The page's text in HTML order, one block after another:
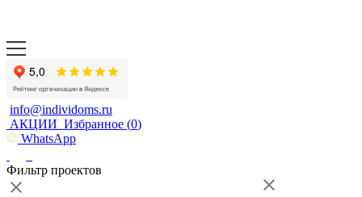
info@individoms.ru
АКЦИИ Избранное (0)
WhatsApp
Фильтр проектов